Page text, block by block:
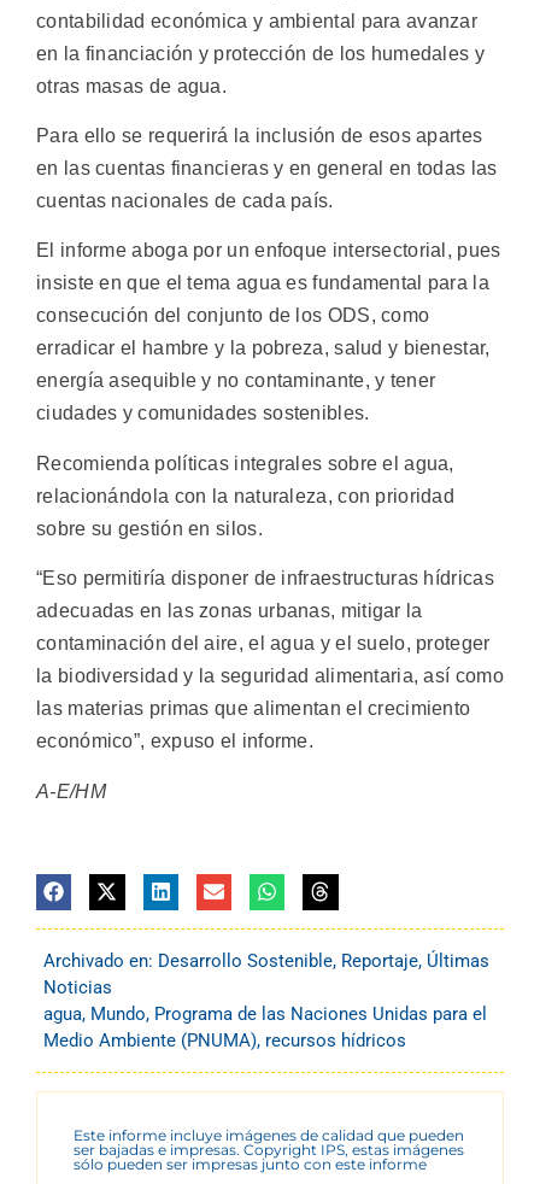
contabilidad económica y ambiental para avanzar
en la financiación y protección de los humedales y
otras masas de agua.
Para ello se requerirá la inclusión de esos apartes
en las cuentas financieras y en general en todas las
cuentas nacionales de cada país.
El informe aboga por un enfoque intersectorial, pues
insiste en que el tema agua es fundamental para la
consecución del conjunto de los ODS, como
erradicar el hambre y la pobreza, salud y bienestar,
energía asequible y no contaminante, y tener
ciudades y comunidades sostenibles.
Recomienda políticas integrales sobre el agua,
relacionándola con la naturaleza, con prioridad
sobre su gestión en silos.
“Eso permitiría disponer de infraestructuras hídricas
adecuadas en las zonas urbanas, mitigar la
contaminación del aire, el agua y el suelo, proteger
la biodiversidad y la seguridad alimentaria, así como
las materias primas que alimentan el crecimiento
económico”, expuso el informe.
A-E/HM
Archivado en: Desarrollo Sostenible, Reportaje, Últimas
Noticias
agua, Mundo, Programa de las Naciones Unidas para el
Medio Ambiente (PNUMA), recursos hídricos
Este informe incluye imágenes de calidad que pueden
ser bajadas e impresas. Copyright IPS, estas imágenes
sólo pueden ser impresas junto con este informe